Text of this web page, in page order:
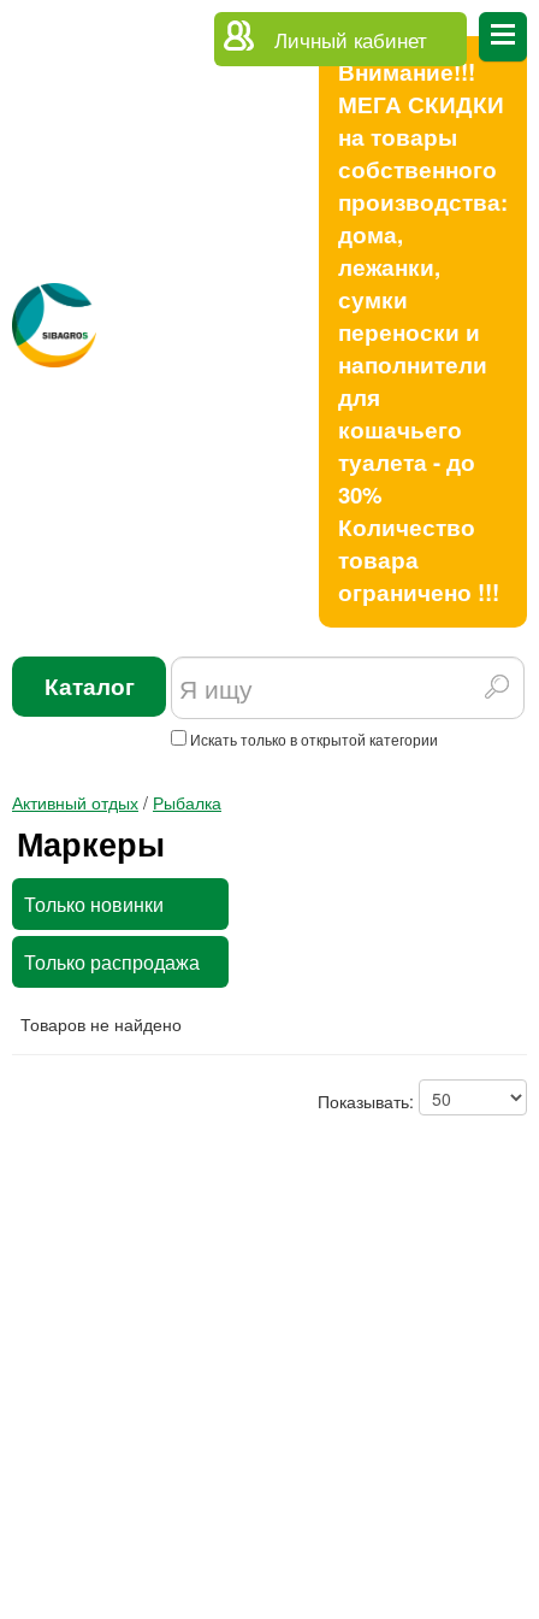
Личный кабинет
Внимание!!!
МЕГА СКИДКИ
на товары
собственного
производства:
дома,
лежанки,
сумки
переноски и
наполнители
для
кошачьего
туалета - до
30%
Количество
товара
ограничено !!!
Каталог
Искать только в открытой категории
Активный отдых / Рыбалка
Маркеры
Только новинки
Только распродажа
Товаров не найдено
Показывать: